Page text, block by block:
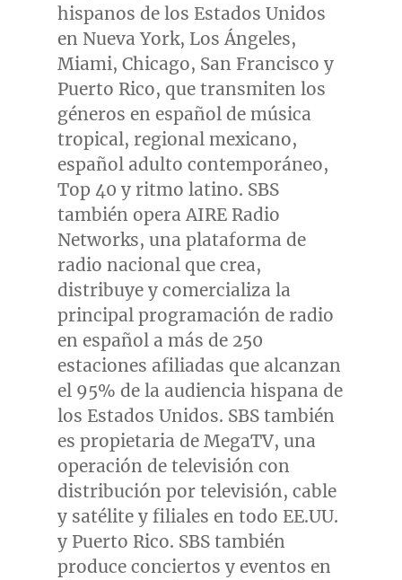
hispanos de los Estados Unidos
en Nueva York, Los Ángeles,
Miami, Chicago, San Francisco y
Puerto Rico, que transmiten los
géneros en español de música
tropical, regional mexicano,
español adulto contemporáneo,
Top 40 y ritmo latino. SBS
también opera AIRE Radio
Networks, una plataforma de
radio nacional que crea,
distribuye y comercializa la
principal programación de radio
en español a más de 250
estaciones afiliadas que alcanzan
el 95% de la audiencia hispana de
los Estados Unidos. SBS también
es propietaria de MegaTV, una
operación de televisión con
distribución por televisión, cable
y satélite y filiales en todo EE.UU.
y Puerto Rico. SBS también
produce conciertos y eventos en